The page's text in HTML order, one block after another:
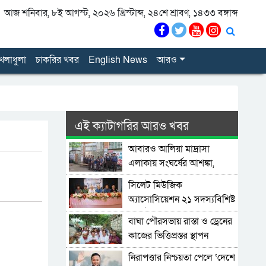
আজ শনিবার, ৮ই আগস্ট, ২০২৬ খ্রিস্টাব্দ, ২৪শে শ্রাবণ, ১৪৩৩ বঙ্গাব্দ
চাকরির খবর English News আরও
এই ক্যাটাগরির আরও খবর
আবারও আলিয়া মাদ্রাসা
এলাকায় সংঘর্ষের আশঙ্কা,
পুলিশ মোতায়েন
সিলেট মিউজিক
অ্যাসোসিয়েশন ২১ সদস্যবিশিষ্ট
প্রতিষ্ঠাকালীন কমিটি ঘোষণা
বাঘা পৌরসভায় রাস্তা ও ড্রেনের
কাজের ভিত্তিপ্রস্তর স্থাপন
করলেন-এমপি চাঁদ
নিরাপত্তার নিশ্চয়তা পেলে ‘দেশে